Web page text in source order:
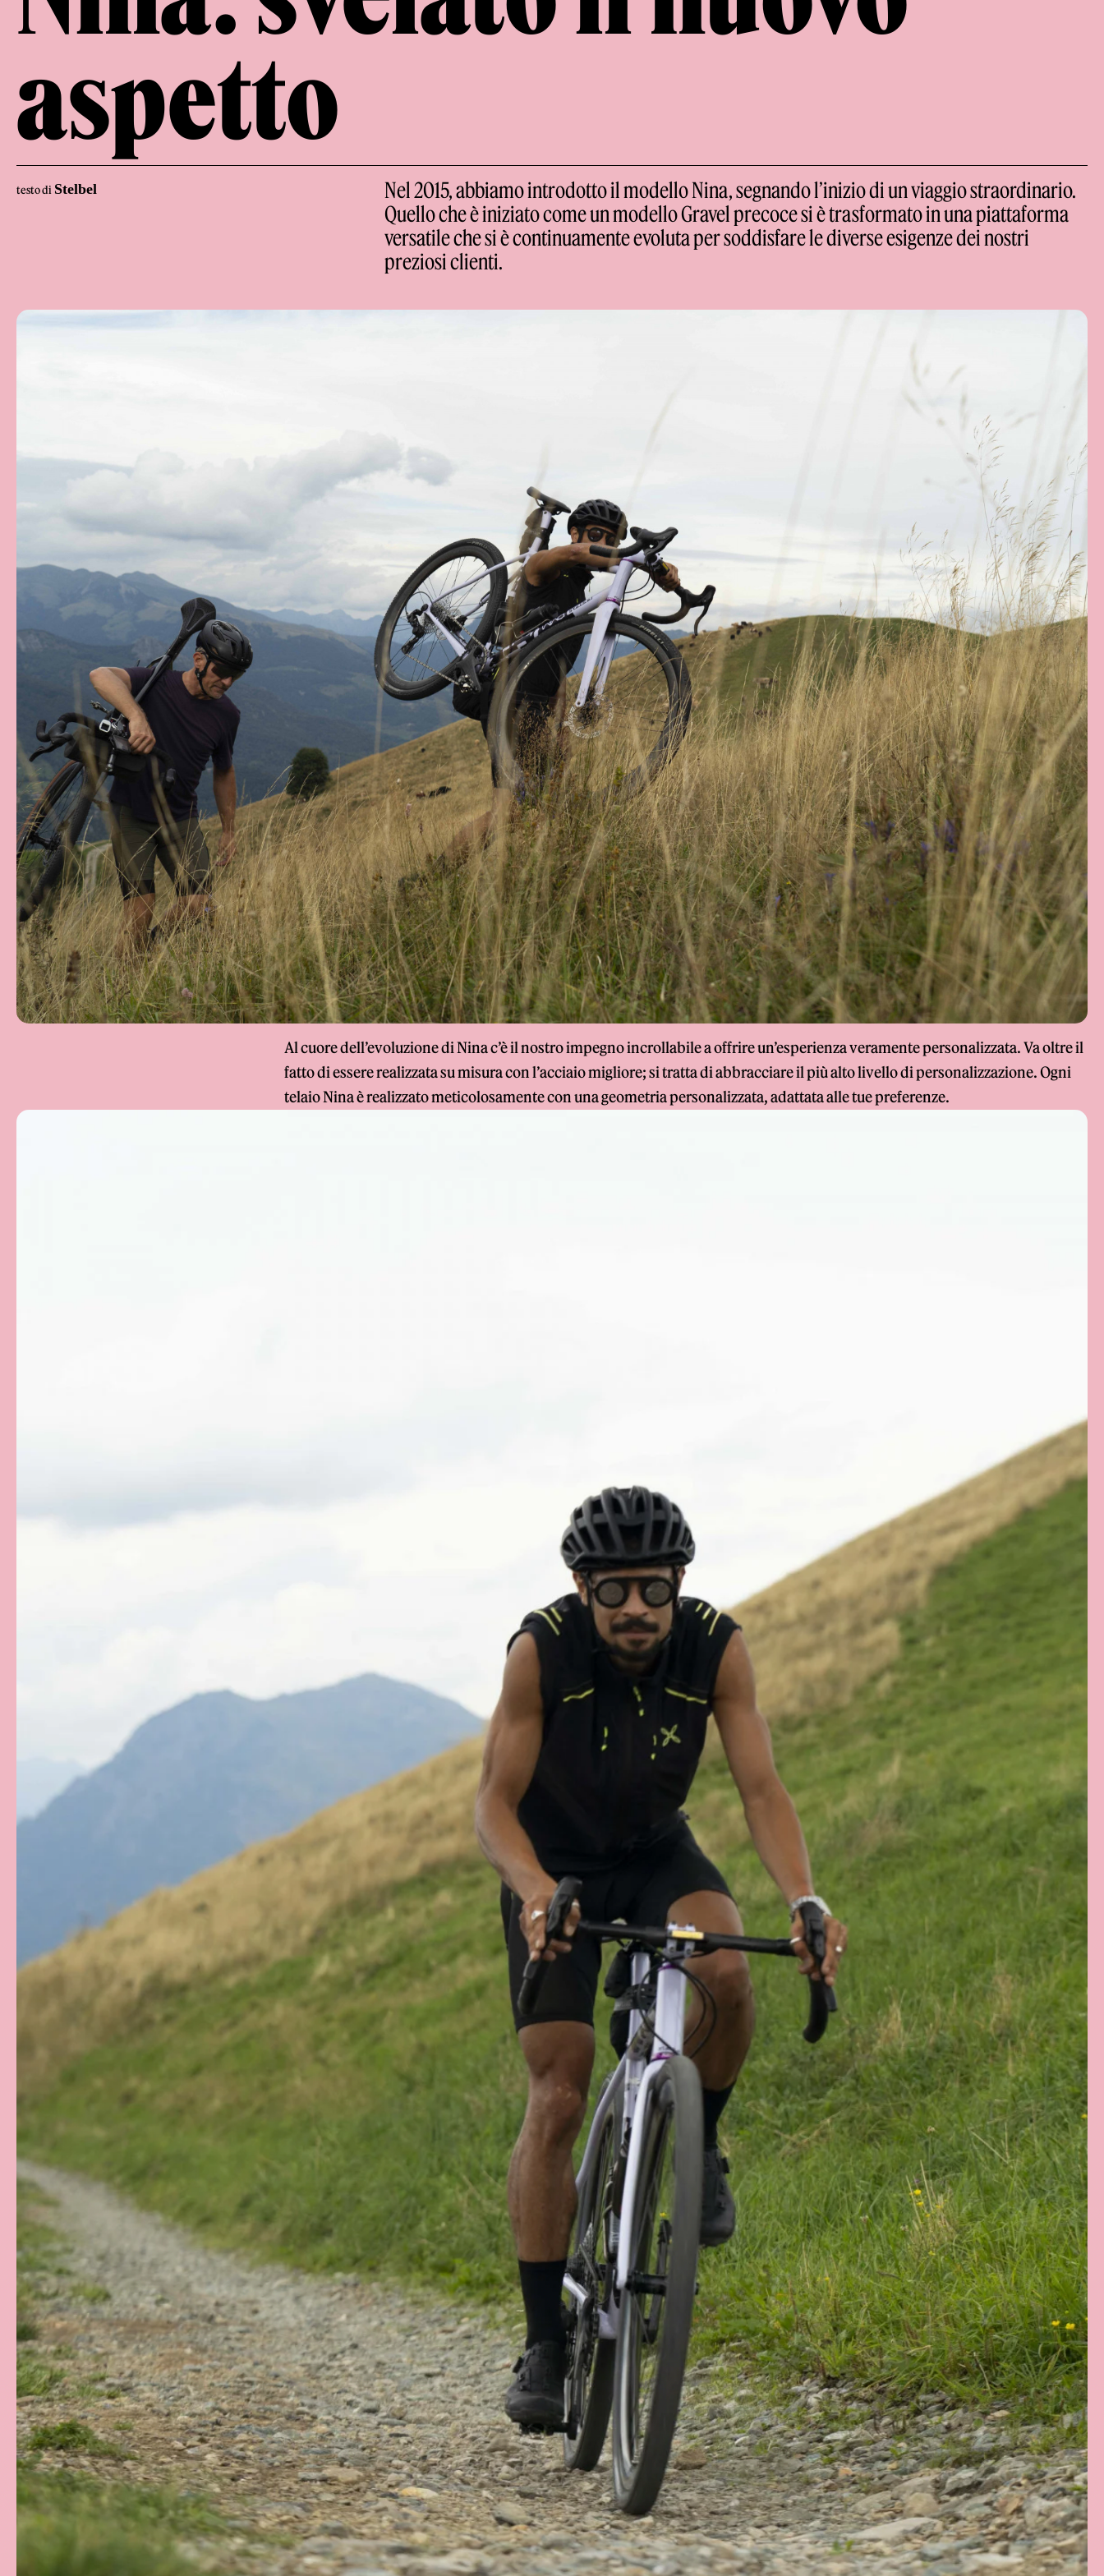
aspetto
Nel 2015, abbiamo introdotto il modello Nina, segnando l’inizio di un viaggio straordinario.
Quello che è iniziato come un modello Gravel precoce si è trasformato in una piattaforma
versatile che si è continuamente evoluta per soddisfare le diverse esigenze dei nostri
preziosi clienti.
testo di Stelbel
Al cuore dell’evoluzione di Nina c’è il nostro impegno incrollabile a offrire un’esperienza veramente personalizzata. Va oltre il
fatto di essere realizzata su misura con l’acciaio migliore; si tratta di abbracciare il più alto livello di personalizzazione. Ogni
telaio Nina è realizzato meticolosamente con una geometria personalizzata, adattata alle tue preferenze.